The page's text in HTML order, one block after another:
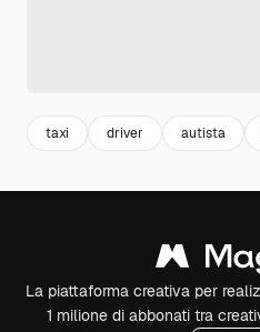
taxi driver autista
La piattaforma creativa per
1 milione di abbonati tra